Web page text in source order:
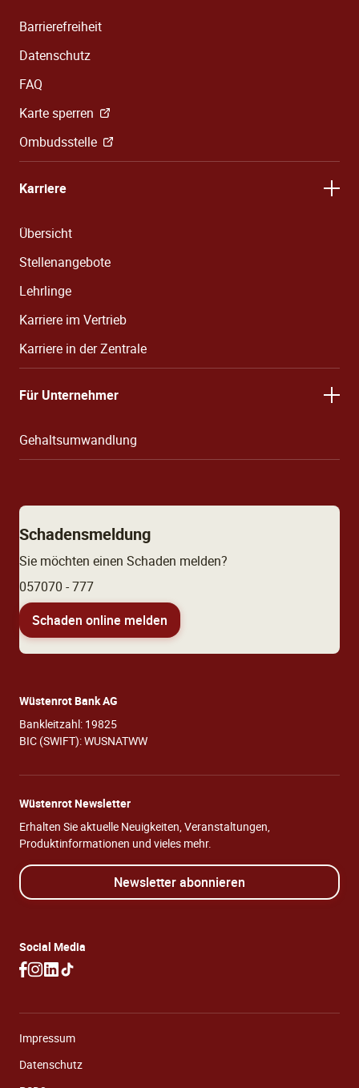
Barrierefreiheit
Datenschutz
FAQ
Karte sperren
Ombudsstelle
Karriere
Übersicht
Stellenangebote
Lehrlinge
Karriere im Vertrieb
Karriere in der Zentrale
Für Unternehmer
Gehaltsumwandlung
Schadensmeldung
Sie möchten einen Schaden melden?
057070 - 777
Schaden online melden
Wüstenrot Bank AG
Bankleitzahl: 19825
BIC (SWIFT): WUSNATWW
Wüstenrot Newsletter
Erhalten Sie aktuelle Neuigkeiten, Veranstaltungen,
Produktinformationen und vieles mehr.
Newsletter abonnieren
Social Media
Impressum
Datenschutz